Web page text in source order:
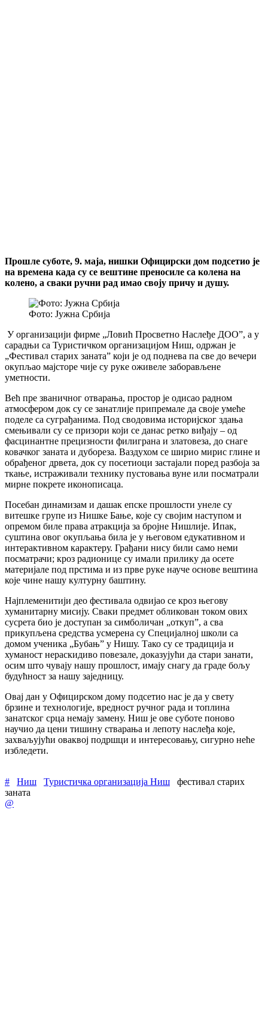
Прошле суботе, 9. маја, нишки Официрски дом подсетио је
на времена када су се вештине преносиле са колена на
колено, а сваки ручни рад имао своју причу и душу.
Фото: Јужна Србија
У организацији фирме „Ловић Просветно Наслеђе ДОО”, а у
сарадњи са Туристичком организацијом Ниш, одржан је
„Фестивал старих заната” који је од поднева па све до вечери
окупљао мајсторе чије су руке оживеле заборављене
уметности.
Већ пре званичног отварања, простор је одисао радном
атмосфером док су се занатлије припремале да своје умеће
поделе са суграђанима. Под сводовима историјског здања
смењивали су се призори који се данас ретко виђају – од
фасцинантне прецизности филиграна и златовеза, до снаге
ковачког заната и дубореза. Ваздухом се ширио мирис глине и
обрађеног дрвета, док су посетиоци застајали поред разбоја за
ткање, истраживали технику пустовања вуне или посматрали
мирне покрете иконописаца.
Посебан динамизам и дашак епске прошлости унеле су
витешке групе из Нишке Бање, које су својим наступом и
опремом биле права атракција за бројне Нишлије. Ипак,
суштина овог окупљања била је у његовом едукативном и
интерактивном карактеру. Грађани нису били само неми
посматрачи; кроз радионице су имали прилику да осете
материјале под прстима и из прве руке науче основе вештина
које чине нашу културну баштину.
Најплеменитији део фестивала одвијао се кроз његову
хуманитарну мисију. Сваки предмет обликован током ових
сусрета био је доступан за симболичан „откуп”, а сва
прикупљена средства усмерена су Специјалној школи са
домом ученика „Бубањ” у Нишу. Тако су се традиција и
хуманост нераскидиво повезале, доказујући да стари занати,
осим што чувају нашу прошлост, имају снагу да граде бољу
будућност за нашу заједницу.
Овај дан у Официрском дому подсетио нас је да у свету
брзине и технологије, вредност ручног рада и топлина
занатског срца немају замену. Ниш је ове суботе поново
научио да цени тишину стварања и лепоту наслеђа које,
захваљујући оваквој подршци и интересовању, сигурно неће
избледети.
# Ниш Туристичка организација Ниш
фестивал старих
заната
@